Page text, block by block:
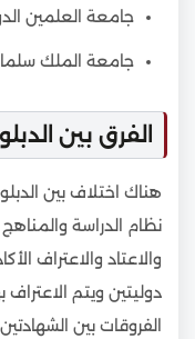
جامعة العلمين
جامعة الملك
الفرق بين
هناك اختلاف بين
نظام الدراسة
والاعتاد والاعتراف
دوليتين ويتم الاعتراف
الفروقات بين